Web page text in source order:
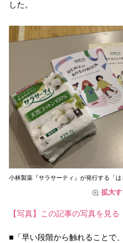
した。
小林製薬『サラサーティ』が発行する「は
拡大す
【写真】この記事の写真を見る
■「早い段階から触れることで